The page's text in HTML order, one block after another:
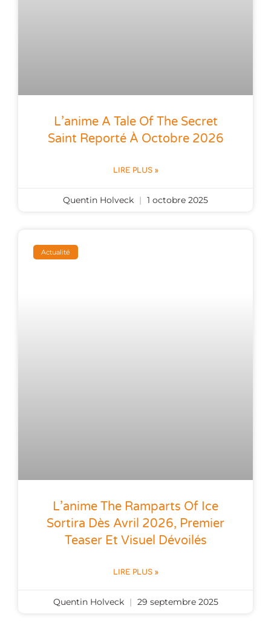
L’anime A Tale Of The Secret
Saint Reporté À Octobre 2026
LIRE PLUS »
Quentin Holveck 1 octobre 2025
Actualité
L’anime The Ramparts Of Ice
Sortira Dès Avril 2026, Premier
Teaser Et Visuel Dévoilés
LIRE PLUS »
Quentin Holveck 29 septembre 2025